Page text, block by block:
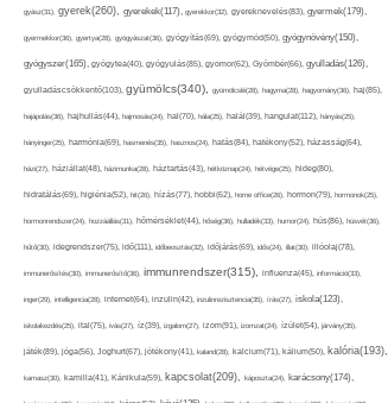
gyász(31), gyerek(260), gyerekek(117), gyerekkor(32), gyereknevelés(83), gyermek(179),
gyermekkor(36), gyertya(28), gyógyászat(36), gyógyítás(69), gyógymód(50), gyógynövény(150),
gyógyszer(165), gyógytea(40), gyógyulás(85), gyomor(62), Gyömbér(66), gyulladás(126),
gyulladáscsökkentő(103), gyümölcs(340), gyümölcslé(28), hagyma(28), hagyomány(36), haj(85),
hajápolás(36), hajhullás(44), hajmosás(24), hal(70), hála(25), halál(39), hangulat(112), hányás(25),
hányinger(25), harmónia(69), hasmenés(35), hasznos(24), hatás(84), hatékony(52), házasság(64),
házi(27), háziállat(48), házimunka(28), háztartás(43), hétköznap(24), hétvége(25), hideg(80),
hidratálás(69), higiénia(52), hit(26), hízás(77), hobbi(62), home office(26), hormon(79), hormonok(25),
hormonrendszer(24), hozzáállás(31), hőmérséklet(44), hőség(36), hulladék(33), humor(24), hús(86), húsvét(36),
hűtő(30), idegrendszer(75), idő(111), időbeosztás(32), időjárás(69), idős(24), illat(30), illóolaj(78),
immunerősítés(30), immunerősítő(36), immunrendszer(315), influenza(45), információ(33),
inger(29), intelligencia(28), internet(64), inzulin(42), inzulinrezisztencia(35), írás(27), iskola(123),
iskolakezdés(25), ital(75), ivás(27), íz(39), izgalom(27), izom(91), izomzat(24), ízület(54), járvány(35),
játék(89), jóga(56), Joghurt(67), jótékony(41), kaland(28), kalcium(71), kálium(50), kalória(193),
kamasz(30), kamilla(41), Kánikula(59), kapcsolat(209), káposzta(24), karácsony(174),